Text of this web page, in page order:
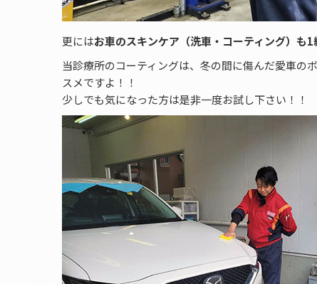
更にはお車のスキンケア（洗車・コーティング）も
当診療所のコーティングは、冬の間に傷んだ愛車の
スメですよ！！
少しでも気になった方は是非一度お試し下さい！！